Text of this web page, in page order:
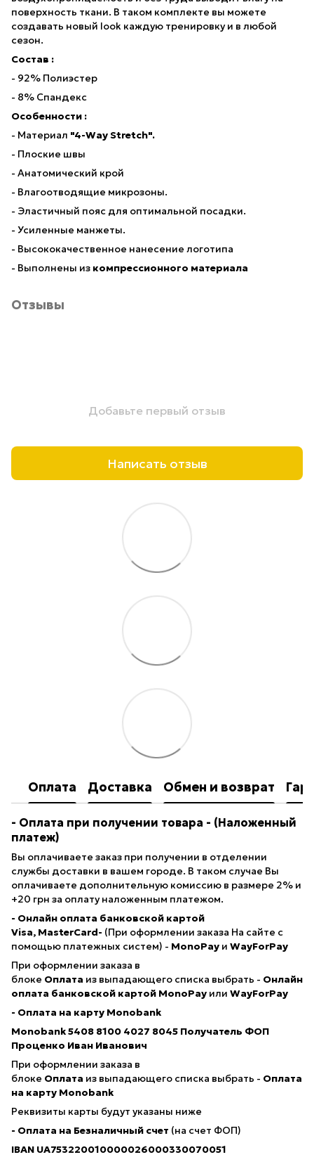
поверхность ткани. В таком комплекте вы можете
создавать новый look каждую тренировку и в любой
сезон.
Состав :
- 92% Полиэстер
- 8% Спандекс
Особенности :
- Материал "4-Way Stretch".
- Плоские швы
- Анатомический крой
- Влагоотводящие микрозоны.
- Эластичный пояс для оптимальной посадки.
- Усиленные манжеты.
- Высококачественное нанесение логотипа
- Выполнены из компрессионного материала
Отзывы
Добавьте первый отзыв
Написать отзыв
Оплата Доставка Обмен и возврат
- Оплата при получении товара - (Наложенный
платеж)
Вы оплачиваете заказ при получении в отделении
службы доставки в вашем городе. В таком случае Вы
оплачиваете дополнительную комиссию в размере 2% и
+20 грн за оплату наложенным платежом.
- Онлайн оплата банковской картой
Visa, MasterCard- (При оформлении заказа На сайте с
помощью платежных систем) - MonoPay и WayForPay
При оформлении заказа в
блоке Оплата из выпадающего списка выбрать - Онлайн
оплата банковской картой MonoPay или WayForPay
- Оплата на карту Monobank
Monobank 5408 8100 4027 8045 Получатель ФОП
Проценко Иван Иванович
При оформлении заказа в
блоке Оплата из выпадающего списка выбрать - Оплата
на карту Monobank
Реквизиты карты будут указаны ниже
- Оплата на Безналичный счет (на счет ФОП)
IBAN UA753220010000026000330070051